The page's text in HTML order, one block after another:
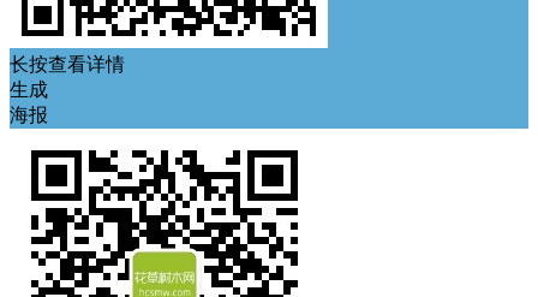
长按查看详情
生成
海报